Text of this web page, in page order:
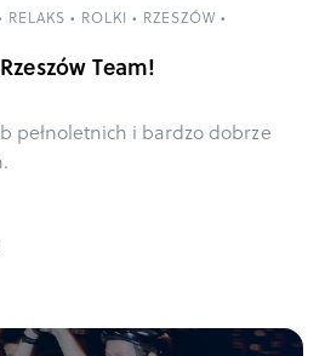
RELAKS • ROLKI • RZESZÓW •
Team!
pełnoletnich i bardzo dobrze